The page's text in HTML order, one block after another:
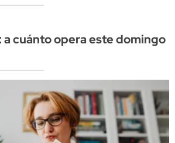
a cuánto opera este domingo